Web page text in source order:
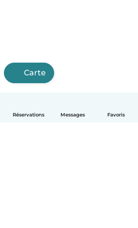
Réservations Messages Favoris
Carte